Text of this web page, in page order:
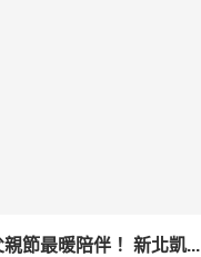
親節最暖陪伴！ 新北凱...